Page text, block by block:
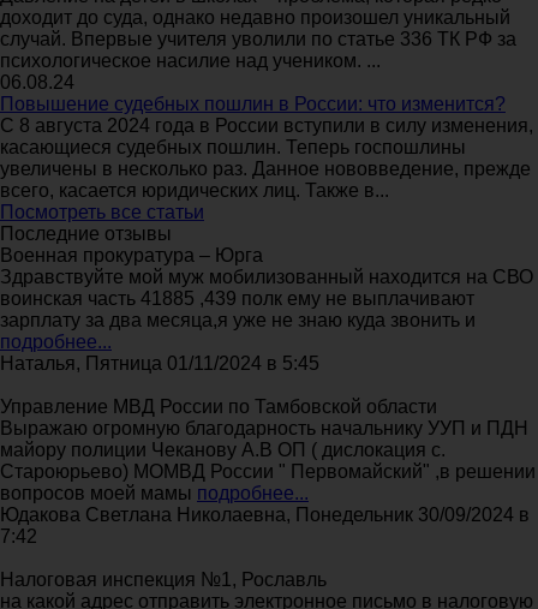
доходит до суда, однако недавно произошел уникальный
случай. Впервые учителя уволили по статье 336 ТК РФ за
психологическое насилие над учеником. ...
06.08.24
Повышение судебных пошлин в России: что изменится?
С 8 августа 2024 года в России вступили в силу изменения,
касающиеся судебных пошлин. Теперь госпошлины
увеличены в несколько раз. Данное нововведение, прежде
всего, касается юридических лиц. Также в...
Посмотреть все статьи
Последние отзывы
Военная прокуратура – Юрга
Здравствуйте мой муж мобилизованный находится на СВО
воинская часть 41885 ,439 полк ему не выплачивают
зарплату за два месяца,я уже не знаю куда звонить и
подробнее...
Наталья, Пятница 01/11/2024 в 5:45
Управление МВД России по Тамбовской области
Выражаю огромную благодарность начальнику УУП и ПДН
майору полиции Чеканову А.В ОП ( дислокация с.
Староюрьево) МОМВД России " Первомайский" ,в решении
вопросов моей мамы подробнее...
Юдакова Светлана Николаевна, Понедельник 30/09/2024 в
7:42
Налоговая инспекция №1, Рославль
на какой адрес отправить электронное письмо в налоговую